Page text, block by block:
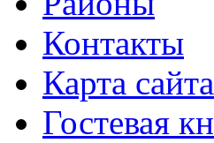
Контакты
Карта сайта
Гостевая